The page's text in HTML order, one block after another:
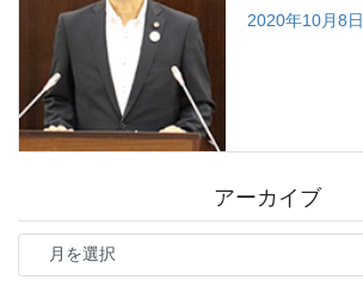
2020年10月8日
アーカイブ
ア
カ